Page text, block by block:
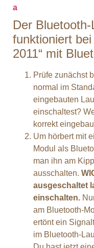
a
Der
funktioniert
2011“ mit
Prüfe zunächst
normal im
eingebauten
einschaltest?
korrekt
Um hörbert mit
Modul als
man ihn am
ausschalten.
ausgeschaltet
einschalten.
am Bluetooth-
ertönt ein
im Bluetooth-